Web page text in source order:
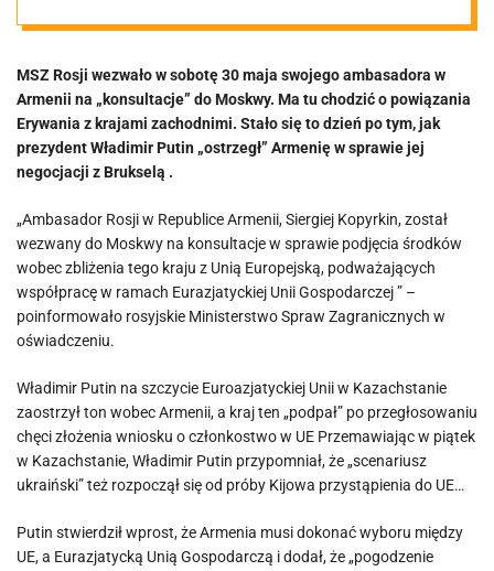
wycofuje
ambasadora
MSZ Rosji wezwało w sobotę 30 maja swojego ambasadora w
Armenii na „konsultacje” do Moskwy. Ma tu chodzić o powiązania
Erywania z krajami zachodnimi. Stało się to dzień po tym, jak
prezydent Władimir Putin „ostrzegł” Armenię w sprawie jej
negocjacji z Brukselą .
„Ambasador Rosji w Republice Armenii, Siergiej Kopyrkin, został
wezwany do Moskwy na konsultacje w sprawie podjęcia środków
wobec zbliżenia tego kraju z Unią Europejską, podważających
współpracę w ramach Eurazjatyckiej Unii Gospodarczej ” –
poinformowało rosyjskie Ministerstwo Spraw Zagranicznych w
oświadczeniu.
Władimir Putin na szczycie Euroazjatyckiej Unii w Kazachstanie
zaostrzył ton wobec Armenii, a kraj ten „podpał” po przegłosowaniu
chęci złożenia wniosku o członkostwo w UE Przemawiając w piątek
w Kazachstanie, Władimir Putin przypomniał, że „scenariusz
ukraiński” też rozpoczął się od próby Kijowa przystąpienia do UE…
Putin stwierdził wprost, że Armenia musi dokonać wyboru między
UE, a Eurazjatycką Unią Gospodarczą i dodał, że „pogodzenie